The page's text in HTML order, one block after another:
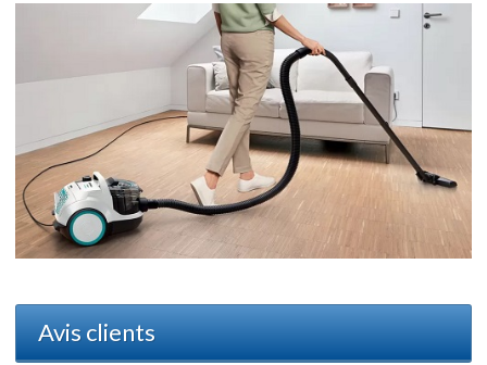
Avis clients